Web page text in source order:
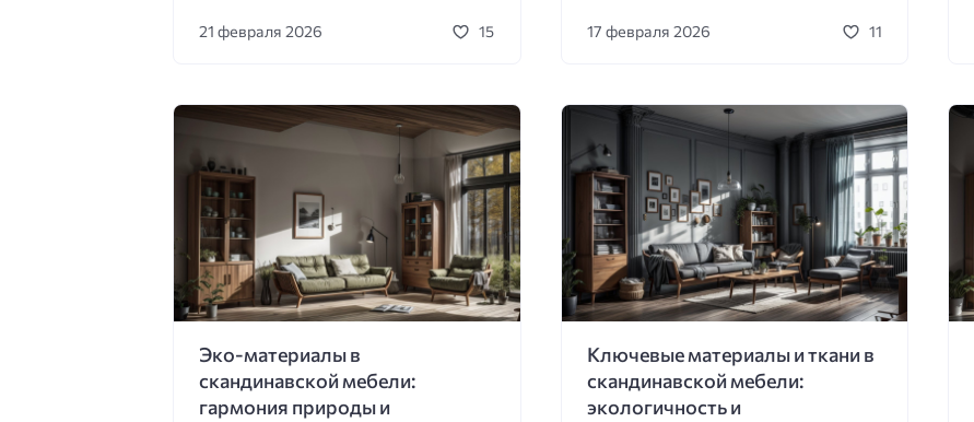
21 февраля 2026 15 17 февраля 2026 11
Эко-материалы в
скандинавской мебели:
гармония природы и
Ключевые материалы и ткани в
скандинавской мебели:
экологичность и